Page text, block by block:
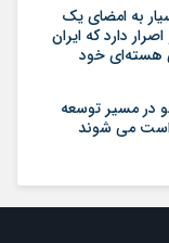
به امضای یک
دارد که ایران
هسته‌ای خود
در مسیر توسعه
می شوند